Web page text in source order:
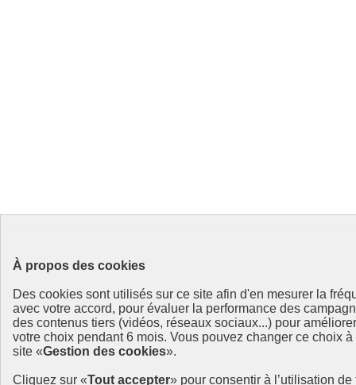
À propos des cookies
Des cookies sont utilisés sur ce site afin d'en mesurer la
avec votre accord, pour évaluer la performance des
des contenus tiers (vidéos, réseaux sociaux...) pour
votre choix pendant 6 mois. Vous pouvez changer ce choix
site «Gestion des cookies».
Cliquez sur «Tout accepter» pour consentir à l’utilisation